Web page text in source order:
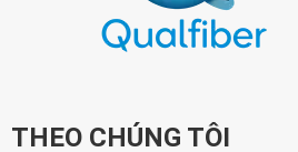
THEO CHÚNG TÔI